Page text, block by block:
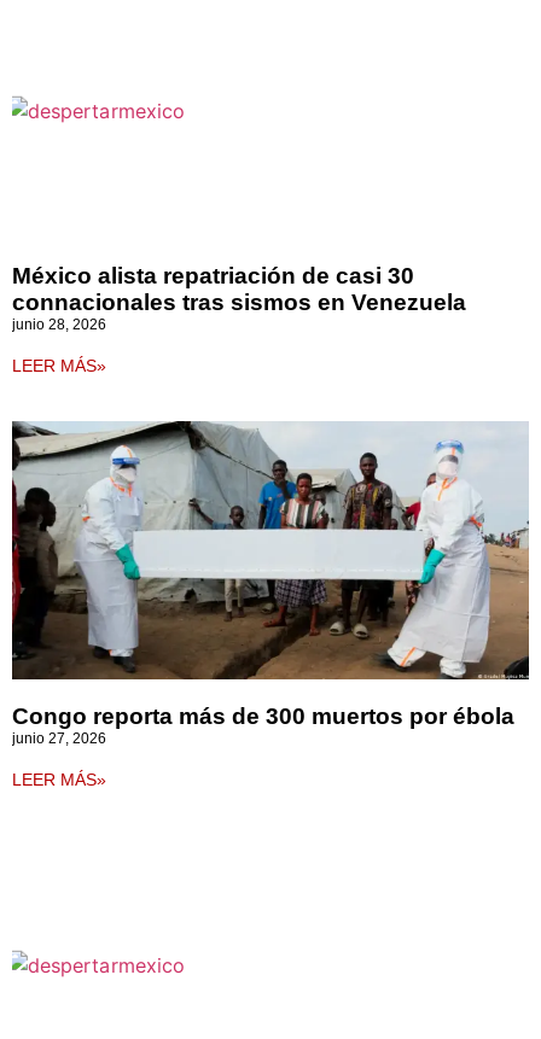
México alista repatriación de casi 30
connacionales tras sismos en Venezuela
junio 28, 2026
LEER MÁS»
Congo reporta más de 300 muertos por ébola
junio 27, 2026
LEER MÁS»